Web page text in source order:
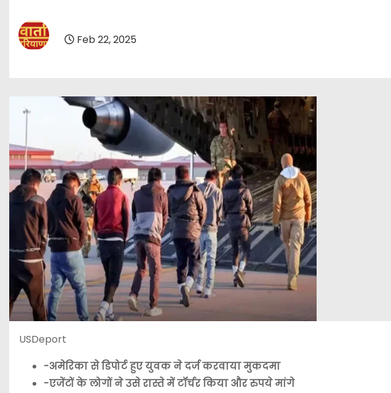
Feb 22, 2025
USDeport
-अमेरिका से डिपोर्ट हुए युवक ने दर्ज करवाया मुकदमा
-एजेंटों के लोगों ने उसे रास्ते में टॉर्चर किया और रुपये मांगे